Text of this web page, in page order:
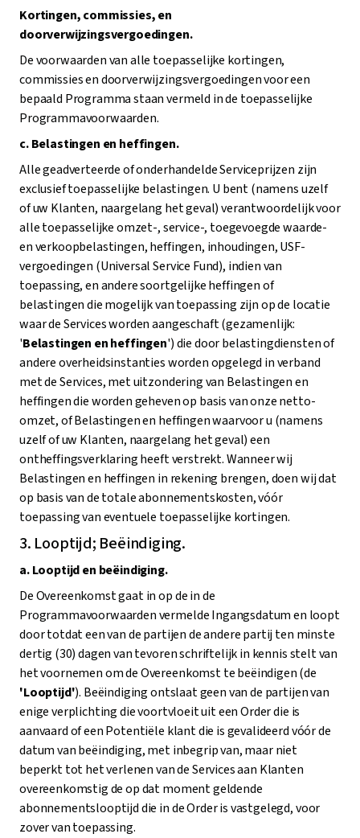
Kortingen, commissies, en
doorverwijzingsvergoedingen.
De voorwaarden van alle toepasselijke kortingen,
commissies en doorverwijzingsvergoedingen voor een
bepaald Programma staan vermeld in de toepasselijke
Programmavoorwaarden.
c. Belastingen en heffingen.
Alle geadverteerde of onderhandelde Serviceprijzen zijn
exclusief toepasselijke belastingen. U bent (namens uzelf
of uw Klanten, naargelang het geval) verantwoordelijk voor
alle toepasselijke omzet-, service-, toegevoegde waarde-
en verkoopbelastingen, heffingen, inhoudingen, USF-
vergoedingen (Universal Service Fund), indien van
toepassing, en andere soortgelijke heffingen of
belastingen die mogelijk van toepassing zijn op de locatie
waar de Services worden aangeschaft (gezamenlijk:
'Belastingen en heffingen') die door belastingdiensten of
andere overheidsinstanties worden opgelegd in verband
met de Services, met uitzondering van Belastingen en
heffingen die worden geheven op basis van onze netto-
omzet, of Belastingen en heffingen waarvoor u (namens
uzelf of uw Klanten, naargelang het geval) een
ontheffingsverklaring heeft verstrekt. Wanneer wij
Belastingen en heffingen in rekening brengen, doen wij dat
op basis van de totale abonnementskosten, vóór
toepassing van eventuele toepasselijke kortingen.
3. Looptijd; Beëindiging.
a. Looptijd en beëindiging.
De Overeenkomst gaat in op de in de
Programmavoorwaarden vermelde Ingangsdatum en loopt
door totdat een van de partijen de andere partij ten minste
dertig (30) dagen van tevoren schriftelijk in kennis stelt van
het voornemen om de Overeenkomst te beëindigen (de
'Looptijd'). Beëindiging ontslaat geen van de partijen van
enige verplichting die voortvloeit uit een Order die is
aanvaard of een Potentiële klant die is gevalideerd vóór de
datum van beëindiging, met inbegrip van, maar niet
beperkt tot het verlenen van de Services aan Klanten
overeenkomstig de op dat moment geldende
abonnementslooptijd die in de Order is vastgelegd, voor
zover van toepassing.